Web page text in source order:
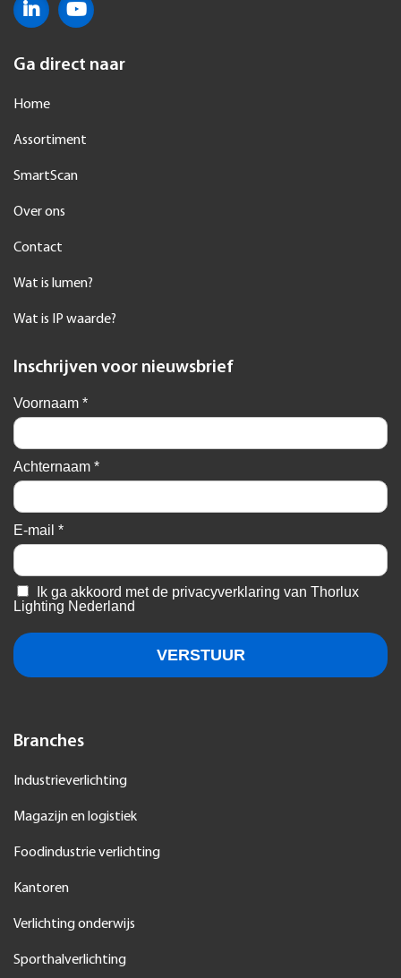
Ga direct naar
Home
Assortiment
SmartScan
Over ons
Contact
Wat is lumen?
Wat is IP waarde?
Inschrijven voor nieuwsbrief
Branches
Industrieverlichting
Magazijn en logistiek
Foodindustrie verlichting
Kantoren
Verlichting onderwijs
Sporthalverlichting